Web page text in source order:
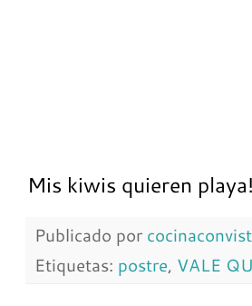
Mis kiwis quieren
Publicado por
Etiquetas: postre, VALE